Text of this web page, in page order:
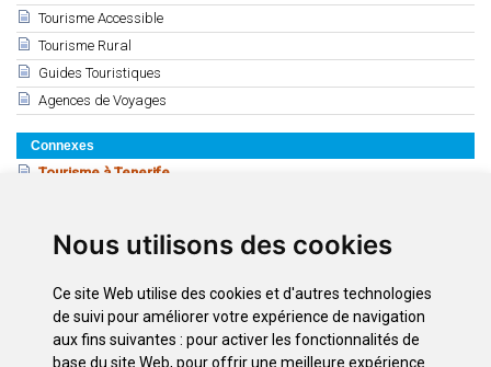
Nous utilisons des cookies
Ce site Web utilise des cookies et d'autres technologies
de suivi pour améliorer votre expérience de navigation
aux fins suivantes : pour activer les fonctionnalités de
base du site Web, pour offrir une meilleure expérience
Tourisme Accessible
Tourisme Rural
Guides Touristiques
Agences de Voyages
Connexes
Tourisme à Tenerife
Téléchargements
2011
2012
2015 STATISTIQUES DU TOURISME